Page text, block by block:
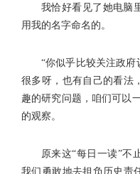
我恰好看见了她电脑
用我的名字命名的。
“你似乎比较关注政
很多呀，也有自己的看法
趣的研究问题，咱们可以
的观察。
原来这“每日一读”不
我们勇敢地去担负历史责